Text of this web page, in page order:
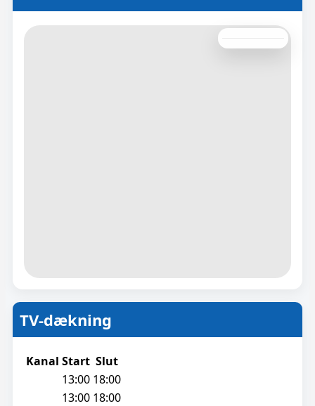
TV-dækning
Kanal Start Slut
13:00 18:00
13:00 18:00